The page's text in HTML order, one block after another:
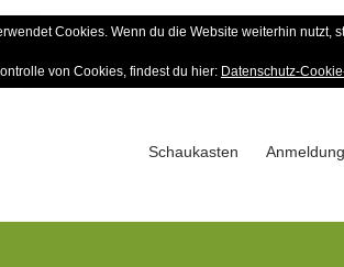
Bayerischer Wald-
Sektion Mitterfels e.V. – Seit 1963
Schaukasten
Cookies. Wenn du die Website weiterhin nutzt,
von Cookies, findest du hier: Datenschutz-